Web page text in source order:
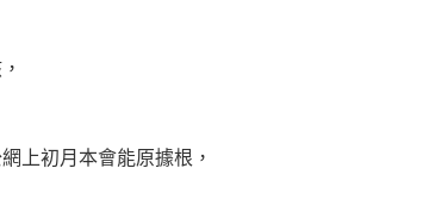
上初月本會能原據根，